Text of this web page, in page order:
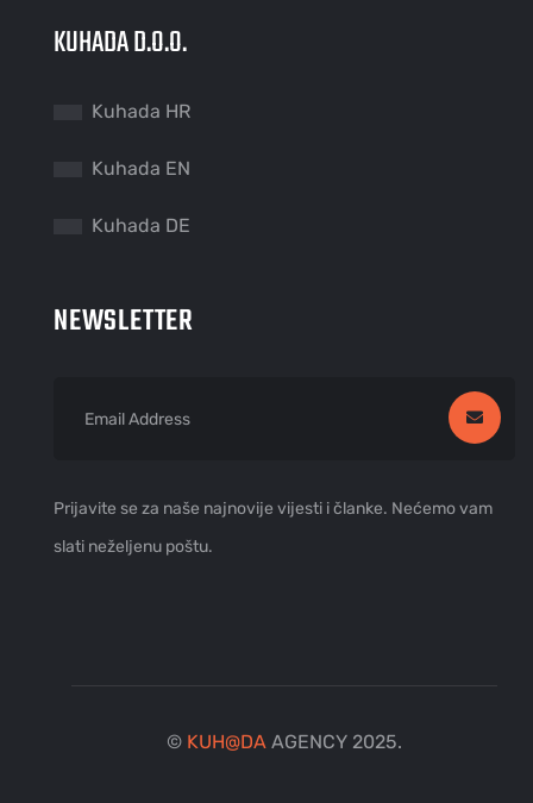
KUHADA D.O.O.
Kuhada HR
Kuhada EN
Kuhada DE
NEWSLETTER
Prijavite se za naše najnovije vijesti i članke. Nećemo vam
slati neželjenu poštu.
© KUH@DA AGENCY 2025.